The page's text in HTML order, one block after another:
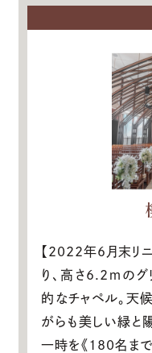
【2022年6月末リ
り、高さ6.2ｍの
的なチャペル。天
がらも美しい緑と
一時を《180名ま